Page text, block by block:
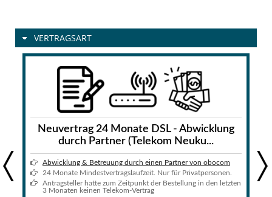
VERTRAGSART
Previous
Neuvertrag 24 Monate DSL - Abwicklung
durch Partner (Telekom Neuku...
Abwicklung & Betreuung durch einen Partner von obocom
24 Monate Mindestvertragslaufzeit. Nur für Privatpersonen.
Antragsteller hatte zum Zeitpunkt der Bestellung in den letzten
3 Monaten keinen Telekom-Vertrag
Next